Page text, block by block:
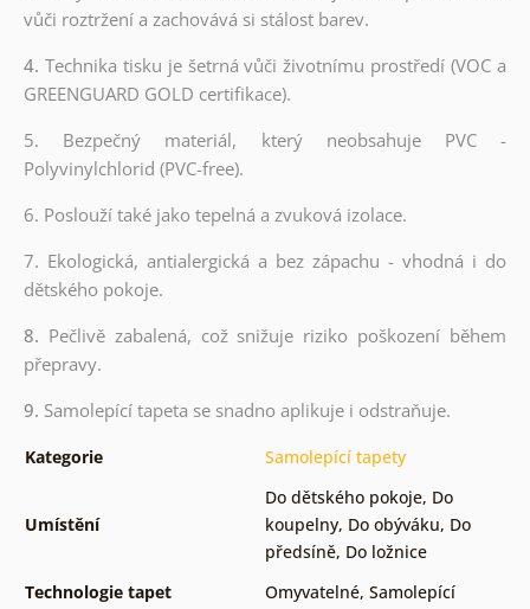
vůči roztržení a zachovává si stálost barev.
4. Technika tisku je šetrná vůči životnímu prostředí (VOC a
GREENGUARD GOLD certifikace).
5. Bezpečný materiál, který neobsahuje PVC -
Polyvinylchlorid (PVC-free).
6. Poslouží také jako tepelná a zvuková izolace.
7. Ekologická, antialergická a bez zápachu - vhodná i do
dětského pokoje.
8. Pečlivě zabalená, což snižuje riziko poškození během
přepravy.
9. Samolepící tapeta se snadno aplikuje i odstraňuje.
Kategorie Samolepící tapety
Umístění
Do dětského pokoje, Do
koupelny, Do obýváku, Do
předsíně, Do ložnice
Technologie tapet
Omyvatelné, Samolepící